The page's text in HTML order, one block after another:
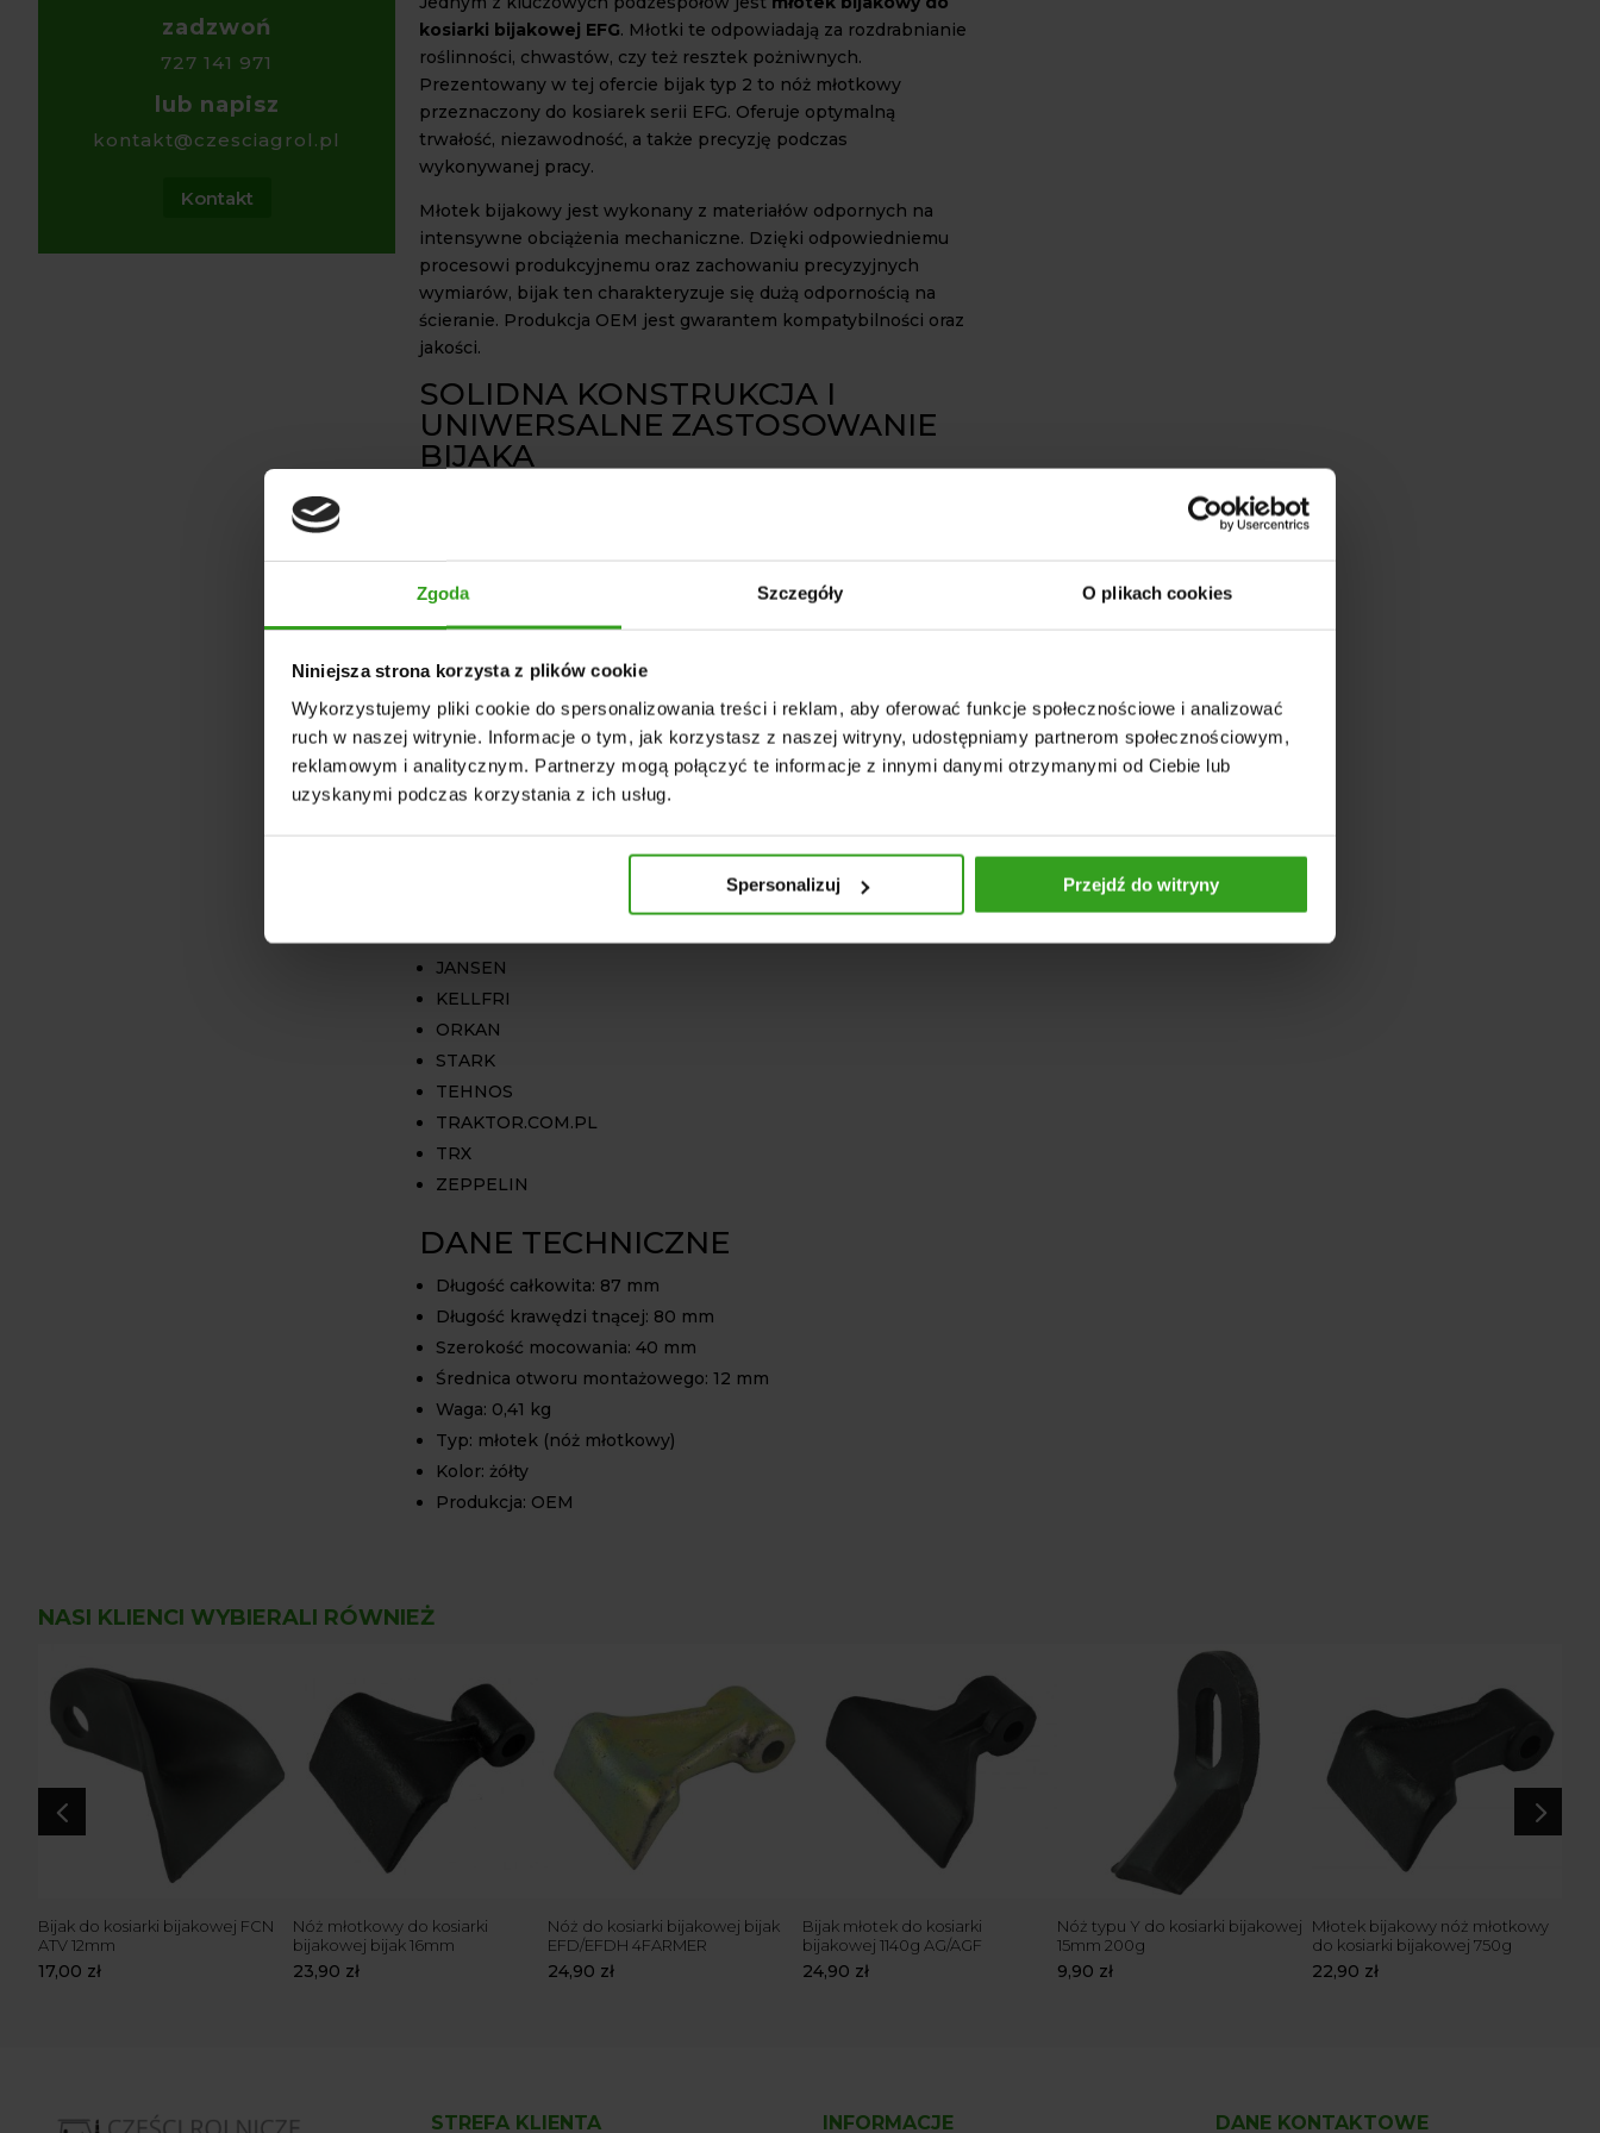
Zgoda Szczegóły O plikach cookies
Niniejsza strona korzysta z plików cookie
Wykorzystujemy pliki cookie do spersonalizowania treści i reklam, aby oferować funkcje społecznościowe i analizować
ruch w naszej witrynie. Informacje o tym, jak korzystasz z naszej witryny, udostępniamy partnerom społecznościowym,
reklamowym i analitycznym. Partnerzy mogą połączyć te informacje z innymi danymi otrzymanymi od Ciebie lub
uzyskanymi podczas korzystania z ich usług.
Spersonalizuj Przejdź do witryny
zadzwoń
727 141 971
lub napisz
kontakt@czesciagrol.pl
Kontakt
kosiarki bijakowej EFG. Młotki te odpowiadają za rozdrabnianie
roślinności, chwastów, czy też resztek pożniwnych.
Prezentowany w tej ofercie bijak typ 2 to nóż młotkowy
przeznaczony do kosiarek serii EFG. Oferuje optymalną
trwałość, niezawodność, a także precyzję podczas
wykonywanej pracy.
Młotek bijakowy jest wykonany z materiałów odpornych na
intensywne obciążenia mechaniczne. Dzięki odpowiedniemu
procesowi produkcyjnemu oraz zachowaniu precyzyjnych
wymiarów, bijak ten charakteryzuje się dużą odpornością na
ścieranie. Produkcja OEM jest gwarantem kompatybilności oraz
jakości.
SOLIDNA KONSTRUKCJA I
UNIWERSALNE ZASTOSOWANIE
BIJAKA
obciążeniem kosiarki, a wydajnością pracy. Młotkowy kształt
bijaka gwarantuje natomiast skuteczne rozbijanie nawet
twardszej roślinności.
Oferowanymłotek bijakowy do kosiarki bijakowej EFG
cechuje się również uniwersalnością. Oznacza to, że może być
stosowany w wielu modelach kosiarek od różnych
producentów. W tym między innymi kosiarek serii EFG od
BIZON
JANSEN
KELLFRI
ORKAN
STARK
TEHNOS
TRAKTOR.COM.PL
TRX
ZEPPELIN
DANE TECHNICZNE
Długość całkowita: 87 mm
Długość krawędzi tnącej: 80 mm
Szerokość mocowania: 40 mm
Średnica otworu montażowego: 12 mm
Waga: 0,41 kg
Typ: młotek (nóż młotkowy)
Kolor: żółty
Produkcja: OEM
NASI KLIENCI WYBIERALI RÓWNIEŻ
4
Bijak do kosiarki bijakowej FCN
ATV 12mm
17,00 zł
Nóż młotkowy do kosiarki
bijakowej bijak 16mm
23,90 zł
Nóż do kosiarki bijakowej bijak
EFD/EFDH 4FARMER
24,90 zł
Bijak młotek do kosiarki
bijakowej 1140g AG/AGF
24,90 zł
Nóż typu Y do kosiarki bijakowej
15mm 200g
9,90 zł
Młotek bijakowy nóż młotkowy
do kosiarki bijakowej 750g
22,90 zł
5
STREFA KLIENTA INFORMACJE DANE KONTAKTOWE